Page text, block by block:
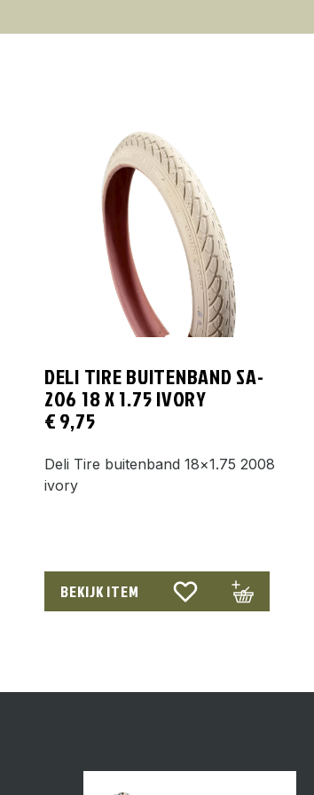
DELI TIRE BUITENBAND SA-
206 18 X 1.75 IVORY
€9,75
Deli Tire buitenband 18×1.75 2008
ivory
BEKIJK ITEM